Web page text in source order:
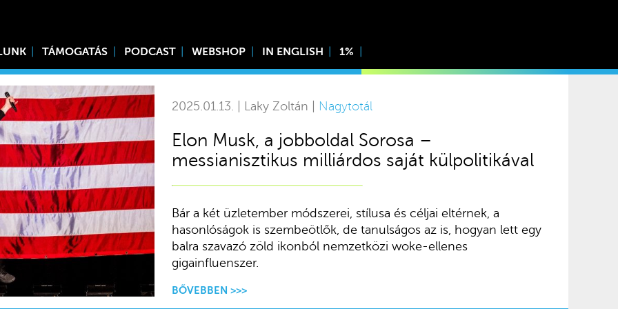
TÁMOGATÁS PODCAST WEBSHOP IN ENGLISH 1%
2025.01.13. | Laky Zoltán | Nagytotál
Elon Musk, a jobboldal Sorosa –
messianisztikus milliárdos saját külpolitikával
Bár a két üzletember módszerei, stílusa és céljai eltérnek, a
hasonlóságok is szembeötlők, de tanulságos az is, hogyan lett egy
balra szavazó zöld ikonból nemzetközi woke-ellenes
gigainfluenszer.
BŐVEBBEN >>>